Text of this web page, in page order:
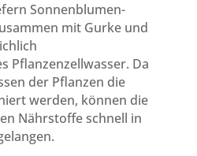
Sonnenblumen-
mit Gurke und
Pflanzenzellwasser. Da
der Pflanzen die
werden, können die
Nährstoffe schnell in